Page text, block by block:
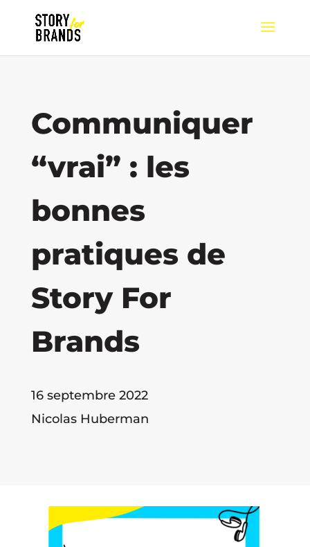
Communiquer
“vrai” : les
bonnes
pratiques de
Story For
Brands
16 septembre 2022
Nicolas Huberman